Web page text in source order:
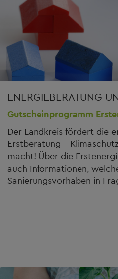
ENERGIEBERATUNG
Gutscheinprogramm
Der Landkreis fördert die
Erstberatung -
macht! Über die
auch Informationen,
Sanierungsvorhaben in